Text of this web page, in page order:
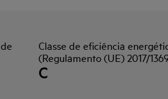
Classe de eficiência
(Regulamento (UE) 2017/
C